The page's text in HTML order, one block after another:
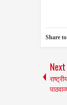
Share
Next